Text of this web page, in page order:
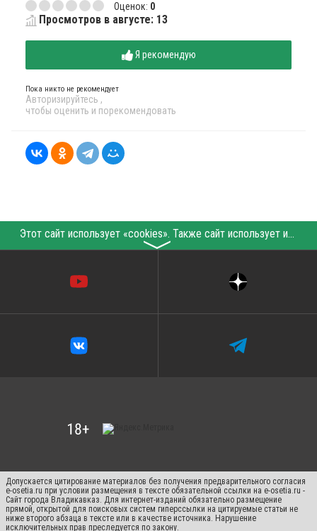
Оценок: 0
Просмотров в августе: 13
Я рекомендую
Пока никто не рекомендует
Авторизируйтесь ,
чтобы оценить и порекомендовать
Этот сайт использует «cookies». Также сайт использует интернет-сервис для сбора технических данных касательно посетителей с целью получения маркетинговой и статистической информации. Условия обработки данных посетителей сайта см.
〉
Допускается цитирование материалов без получения предварительного согласия
e-osetia.ru при условии размещения в тексте обязательной ссылки на e-osetia.ru -
Сайт города Владикавказ. Для интернет-изданий обязательно размещение
прямой, открытой для поисковых систем гиперссылки на цитируемые статьи не
ниже второго абзаца в тексте или в качестве источника. Нарушение
исключительных прав преследуется по закону.